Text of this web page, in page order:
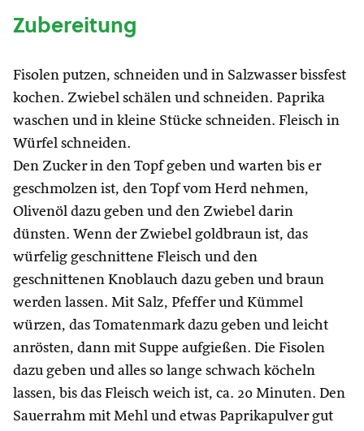
Zubereitung
Fisolen putzen, schneiden und in Salzwasser bissfest
kochen. Zwiebel schälen und schneiden. Paprika
waschen und in kleine Stücke schneiden. Fleisch in
Würfel schneiden.
Den Zucker in den Topf geben und warten bis er
geschmolzen ist, den Topf vom Herd nehmen,
Olivenöl dazu geben und den Zwiebel darin
dünsten. Wenn der Zwiebel goldbraun ist, das
würfelig geschnittene Fleisch und den
geschnittenen Knoblauch dazu geben und braun
werden lassen. Mit Salz, Pfeffer und Kümmel
würzen, das Tomatenmark dazu geben und leicht
anrösten, dann mit Suppe aufgießen. Die Fisolen
dazu geben und alles so lange schwach köcheln
lassen, bis das Fleisch weich ist, ca. 20 Minuten. Den
Sauerrahm mit Mehl und etwas Paprikapulver gut